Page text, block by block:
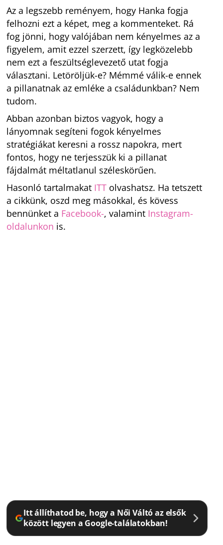
Az a legszebb reményem, hogy Hanka fogja
felhozni ezt a képet, meg a kommenteket. Rá
fog jönni, hogy valójában nem kényelmes az a
figyelem, amit ezzel szerzett, így legközelebb
nem ezt a feszültséglevezető utat fogja
választani. Letöröljük-e? Mémmé válik-e ennek
a pillanatnak az emléke a családunkban? Nem
tudom.
Abban azonban biztos vagyok, hogy a
lányomnak segíteni fogok kényelmes
stratégiákat keresni a rossz napokra, mert
fontos, hogy ne terjesszük ki a pillanat
fájdalmát méltatlanul széleskörűen.
Hasonló tartalmakat ITT olvashatsz. Ha tetszett
a cikkünk, oszd meg másokkal, és kövess
bennünket a Facebook-, valamint Instagram-
oldalunkon is.
Itt állíthatod be, hogy a Női Váltó az elsők
között legyen a Google-találatokban!